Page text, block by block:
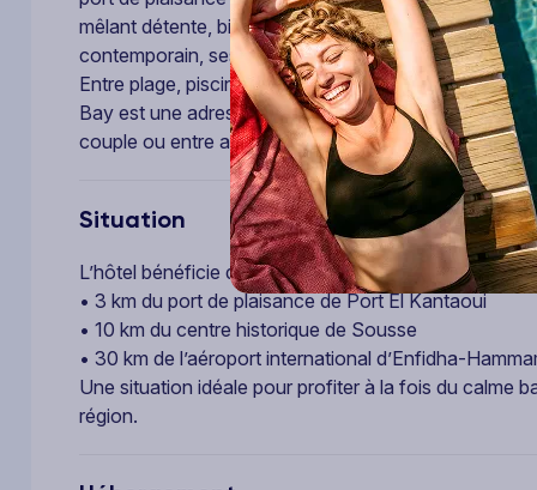
mêlant détente, bien-être et douceur de vivre.
contemporain, ses espaces lumineux et son
Entre plage, piscines, gastronomie soignée et
Bay est une adresse parfaite pour les voyageurs
couple ou entre amis.
Situation
L’hôtel bénéficie d’un emplacement privilégié en bord
• 3 km du port de plaisance de Port El Kantaoui
• 10 km du centre historique de Sousse
• 30 km de l’aéroport international d’Enfidha-
Une situation idéale pour profiter à la fois du calme
région.